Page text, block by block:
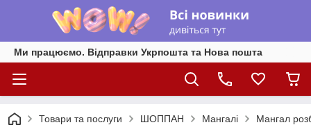
Ми працюємо. Відправки Укрпошта та Нова пошта
Товари та послуги ШОППАН Мангалі Мангал